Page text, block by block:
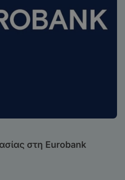
στη Eurobank